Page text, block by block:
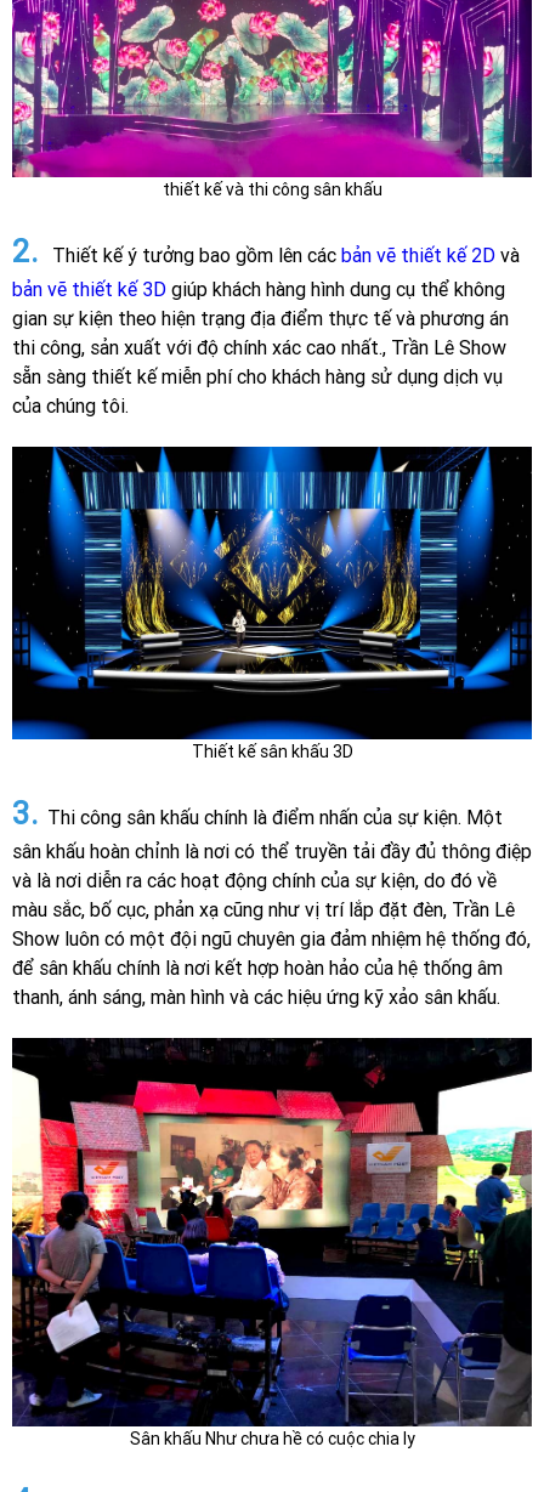
thiết kế và thi công sân khấu
2. Thiết kế ý tưởng bao gồm lên các bản vẽ thiết kế 2D và
bản vẽ thiết kế 3D giúp khách hàng hình dung cụ thể không
gian sự kiện theo hiện trạng địa điểm thực tế và phương án
thi công, sản xuất với độ chính xác cao nhất., Trần Lê Show
sẵn sàng thiết kế miễn phí cho khách hàng sử dụng dịch vụ
của chúng tôi.
Thiết kế sân khấu 3D
3. Thi công sân khấu chính là điểm nhấn của sự kiện. Một
sân khấu hoàn chỉnh là nơi có thể truyền tải đầy đủ thông điệp
và là nơi diễn ra các hoạt động chính của sự kiện, do đó về
màu sắc, bố cục, phản xạ cũng như vị trí lắp đặt đèn, Trần Lê
Show luôn có một đội ngũ chuyên gia đảm nhiệm hệ thống đó,
để sân khấu chính là nơi kết hợp hoàn hảo của hệ thống âm
thanh, ánh sáng, màn hình và các hiệu ứng kỹ xảo sân khấu.
Sân khấu Như chưa hề có cuộc chia ly